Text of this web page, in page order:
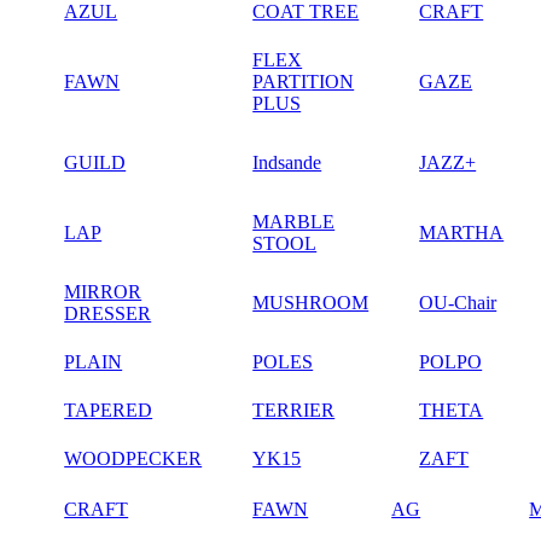
AZUL COAT TREE CRAFT
FAWN
FLEX
PARTITION
PLUS
GAZE
GUILD Indsande JAZZ+
LAP
MARBLE
STOOL
MARTHA
MIRROR
DRESSER
MUSHROOM OU-Chair
PLAIN POLES POLPO
TAPERED TERRIER THETA
WOODPECKER YK15 ZAFT
CRAFT FAWN AG